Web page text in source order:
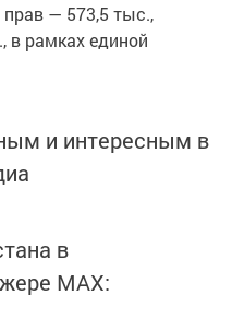
прав — 573,5 тыс.,
в рамках единой
и интересным в
в
MАХ: